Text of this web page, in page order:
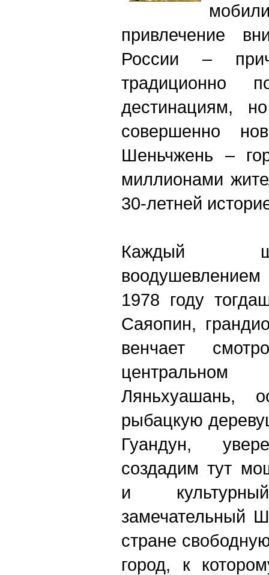
привлечение
России –
традиционно
дестинациям,
совершенно
Шеньчжень –
миллионами
30-летней
Каждый
воодушевлением
1978 году
Саяопин,
венчает
центральном
Ляньхуашань,
рыбацкую
Гуандун,
создадим тут
и
замечательный
стране
город, к